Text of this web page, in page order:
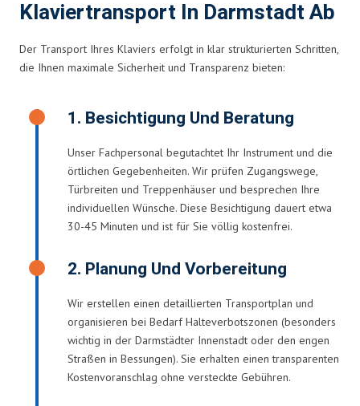
Klaviertransport In Darmstadt Ab
Der Transport Ihres Klaviers erfolgt in klar strukturierten Schritten,
die Ihnen maximale Sicherheit und Transparenz bieten:
1. Besichtigung Und Beratung
Unser Fachpersonal begutachtet Ihr Instrument und die
örtlichen Gegebenheiten. Wir prüfen Zugangswege,
Türbreiten und Treppenhäuser und besprechen Ihre
individuellen Wünsche. Diese Besichtigung dauert etwa
30-45 Minuten und ist für Sie völlig kostenfrei.
2. Planung Und Vorbereitung
Wir erstellen einen detaillierten Transportplan und
organisieren bei Bedarf Halteverbotszonen (besonders
wichtig in der Darmstädter Innenstadt oder den engen
Straßen in Bessungen). Sie erhalten einen transparenten
Kostenvoranschlag ohne versteckte Gebühren.